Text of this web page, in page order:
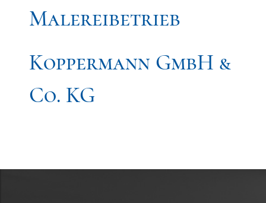
Malereibetrieb
Koppermann GmbH &
Co. KG